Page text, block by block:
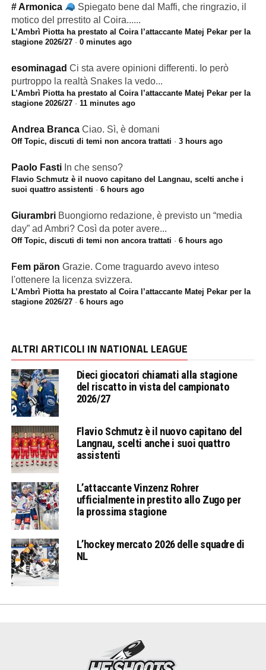
# Armonica
Spiegato bene dal Maffi, che ringrazio, il
motico del prrestito al Coira......
L’Ambrì Piotta ha prestato al Coira l’attaccante Matej Pekar per la
stagione 2026/27· 0 minutes ago
esominagad Ci sta avere opinioni differenti. Io però
purtroppo la realtà Snakes la vedo...
L’Ambrì Piotta ha prestato al Coira l’attaccante Matej Pekar per la
stagione 2026/27· 11 minutes ago
Andrea Branca Ciao. Sì, è domani
Off Topic, discuti di temi non ancora trattati · 3 hours ago
Paolo Fasti In che senso?
Flavio Schmutz è il nuovo capitano del Langnau, scelti anche i
suoi quattro assistenti · 6 hours ago
Giurambri Buongiorno redazione, è previsto un “media
day” ad Ambri? Così da poter avere...
Off Topic, discuti di temi non ancora trattati · 6 hours ago
Fem päron Grazie. Come traguardo avevo inteso
l'ottenere la licenza svizzera.
L’Ambrì Piotta ha prestato al Coira l’attaccante Matej Pekar per la
stagione 2026/27· 6 hours ago
ALTRI ARTICOLI IN NATIONAL LEAGUE
Dieci giocatori chiamati alla stagione
del riscatto in vista del campionato
2026/27
Flavio Schmutz è il nuovo capitano del
Langnau, scelti anche i suoi quattro
assistenti
L’attaccante Vinzenz Rohrer
ufficialmente in prestito allo Zugo per
la prossima stagione
L’hockey mercato 2026 delle squadre di
NL